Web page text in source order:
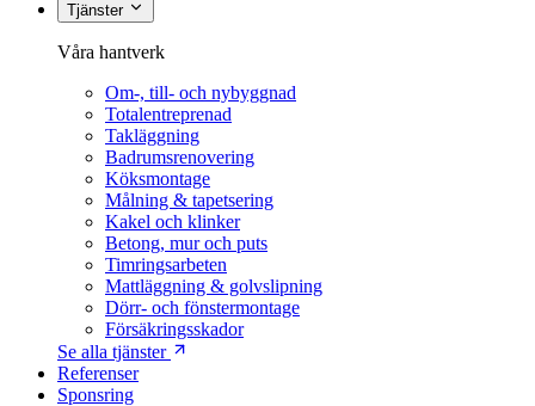
Tjänster
Våra hantverk
Om-, till- och nybyggnad
Totalentreprenad
Takläggning
Badrumsrenovering
Köksmontage
Målning & tapetsering
Kakel och klinker
Betong, mur och puts
Timringsarbeten
Mattläggning & golvslipning
Dörr- och fönstermontage
Försäkringsskador
Se alla tjänster
Referenser
Sponsring